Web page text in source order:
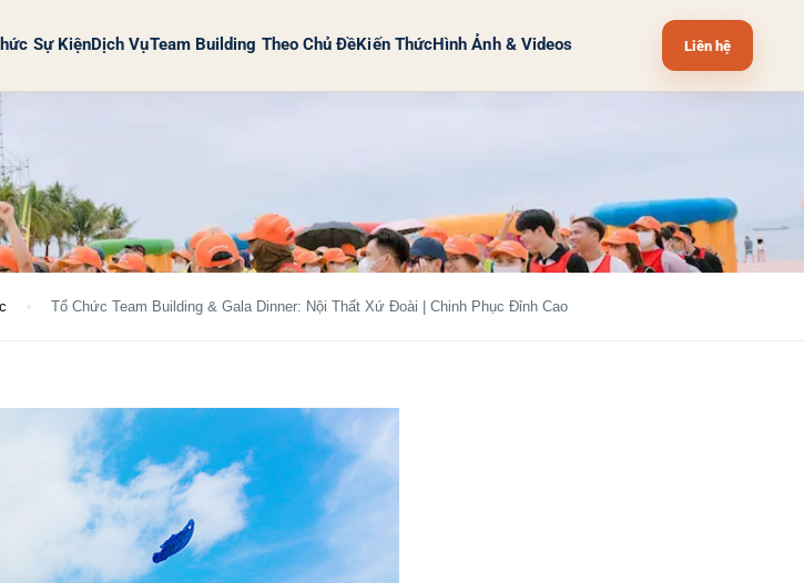
Sự KiệnDịch VụTeam Building Theo Chủ ĐềKiến ThứcHình Ảnh & Videos Liên hệ
Tổ Chức Team Building & Gala Dinner: Nội Thất Xứ Đoài | Chinh Phục Đỉnh Cao